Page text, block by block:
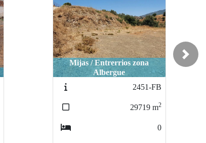
Mijas / Entrerrios zona
Albergue
2451-FB
29719 m2
0
Next